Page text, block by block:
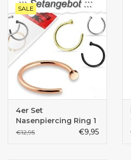
SALE
4er Set
Nasenpiercing Ring 1
mm
€12,95 €9,95